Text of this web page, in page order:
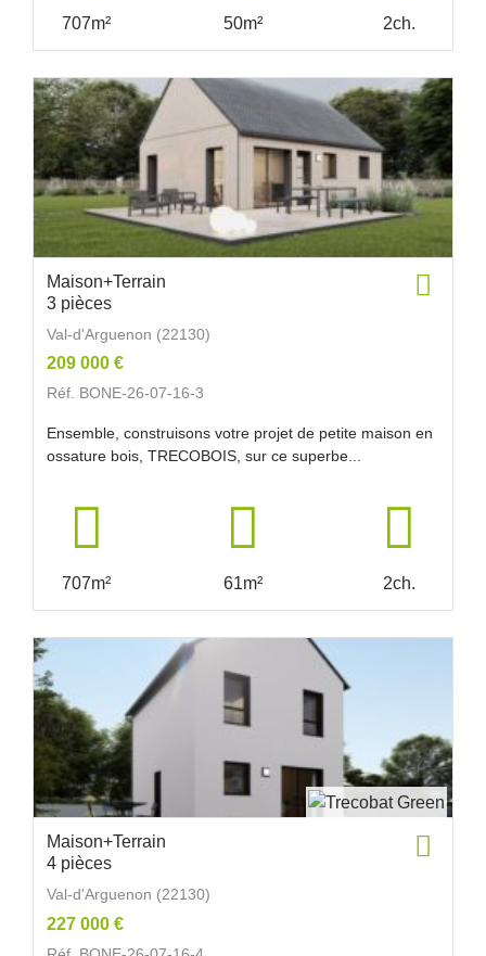
707m² 50m² 2ch.
Maison+Terrain
3 pièces
Val-d'Arguenon (22130)
209 000 €
Réf. BONE-26-07-16-3
Ensemble, construisons votre projet de petite maison en
ossature bois, TRECOBOIS, sur ce superbe...
707m² 61m² 2ch.
Maison+Terrain
4 pièces
Val-d'Arguenon (22130)
227 000 €